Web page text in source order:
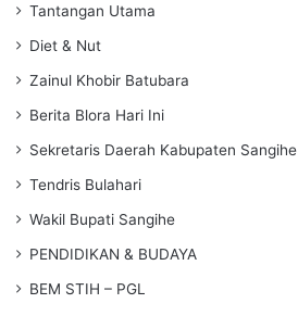
Tantangan Utama
Diet & Nut
Zainul Khobir Batubara
Berita Blora Hari Ini
Sekretaris Daerah Kabupaten Sangihe
Tendris Bulahari
Wakil Bupati Sangihe
PENDIDIKAN & BUDAYA
BEM STIH – PGL